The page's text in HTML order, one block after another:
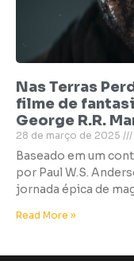
Nas Terras
filme de
George R.R.
28 de março de 2025
Baseado em um
por Paul W.S.
jornada épica de
Read More »